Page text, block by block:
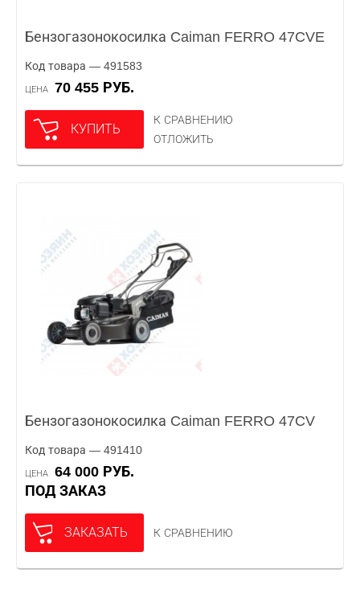
Бензогазонокосилка Caiman FERRO 47CVE
Код товара — 491583
ЦЕНА 70 455 РУБ.
КУПИТЬ
К СРАВНЕНИЮ
ОТЛОЖИТЬ
Бензогазонокосилка Caiman FERRO 47CV
Код товара — 491410
ЦЕНА
64 000 РУБ.
ПОД ЗАКАЗ
ЗАКАЗАТЬ К СРАВНЕНИЮ